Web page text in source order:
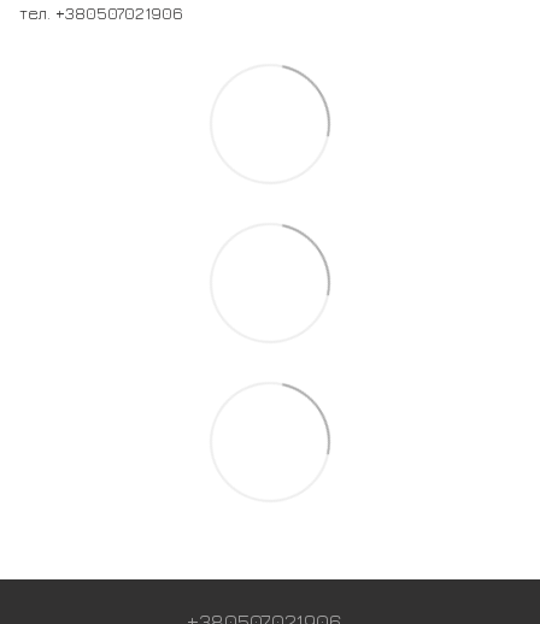
тел. +380507021906